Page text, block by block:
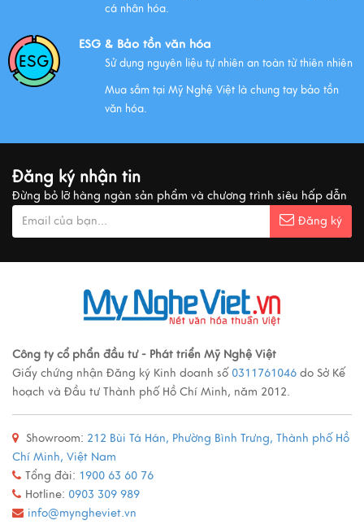
QUÀ VĂN HÓA VIỆT TẶNG KHÁCH QUỐC TẾ
Xem thêm
Ý nghĩa cảnh vật Tranh sơn mài
Các loại tranh sơn mài nổi tiếng
Xem thêm
Quy trình sản xuất đồ đồng
Xem thêm
cá nhân hóa.
ESG & Bảo tồn văn hóa
Sử dụng nguyên liệu tự nhiên an toàn từ thiên nhiên
Mua sắm tại Mỹ Nghệ Việt là chung tay bảo tồn
văn hóa.
Đăng ký nhận tin
Đừng bỏ lỡ hàng ngàn sản phẩm và chương trình siêu hấp dẫn
Đăng ký
Công ty cổ phẩn đầu tư - Phát triển Mỹ Nghệ Việt
Giấy chứng nhận Đăng ký Kinh doanh số 0311761046 do Sở Kế
hoạch và Đầu tư Thành phố Hồ Chí Minh, năm 2012.
Showroom: 212 Bùi Tá Hán, Phường Bình Trưng, Thành phố Hồ
Chí Minh, Việt Nam
Tổng đài: 1900 63 60 76
Hotline: 0903 309 989
info@myngheviet.vn